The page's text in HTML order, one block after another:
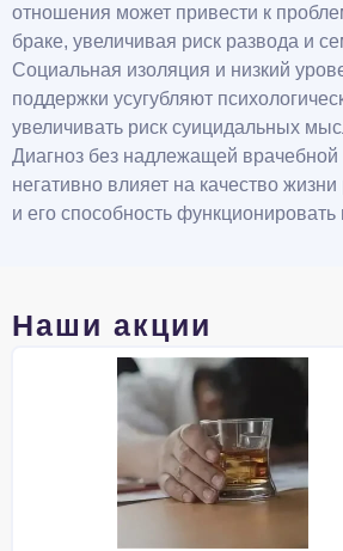
отношения может привести к
браке, увеличивая риск развода и
Социальная изоляция и низкий
поддержки усугубляют
увеличивать риск суицидальных
Диагноз без надлежащей врачебной
негативно влияет на качество
и его способность
Наши акции